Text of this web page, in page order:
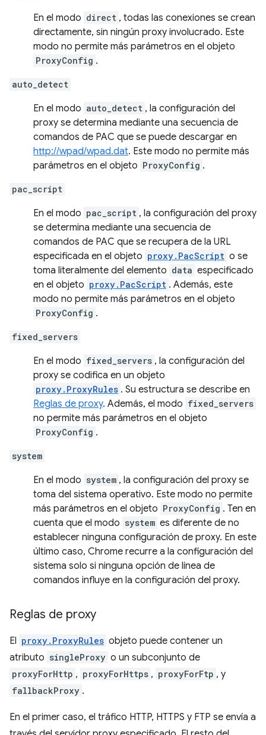
En el modo direct , todas las conexiones se crean
directamente, sin ningún proxy involucrado. Este
modo no permite más parámetros en el objeto
ProxyConfig .
auto_detect
En el modo auto_detect , la configuración del
proxy se determina mediante una secuencia de
comandos de PAC que se puede descargar en
http://wpad/wpad.dat. Este modo no permite más
parámetros en el objeto ProxyConfig .
pac_script
En el modo pac_script , la configuración del proxy
se determina mediante una secuencia de
comandos de PAC que se recupera de la URL
especificada en el objeto proxy.PacScript o se
toma literalmente del elemento data especificado
en el objeto proxy.PacScript . Además, este
modo no permite más parámetros en el objeto
ProxyConfig .
fixed_servers
En el modo fixed_servers , la configuración del
proxy se codifica en un objeto
proxy.ProxyRules . Su estructura se describe en
Reglas de proxy. Además, el modo fixed_servers
no permite más parámetros en el objeto
ProxyConfig .
system
En el modo system , la configuración del proxy se
toma del sistema operativo. Este modo no permite
más parámetros en el objeto ProxyConfig . Ten en
cuenta que el modo system es diferente de no
establecer ninguna configuración de proxy. En este
último caso, Chrome recurre a la configuración del
sistema solo si ninguna opción de línea de
comandos influye en la configuración del proxy.
Reglas de proxy
El proxy.ProxyRules objeto puede contener un
atributo singleProxy o un subconjunto de
proxyForHttp , proxyForHttps , proxyForFtp , y
fallbackProxy .
En el primer caso, el tráfico HTTP, HTTPS y FTP se envía a